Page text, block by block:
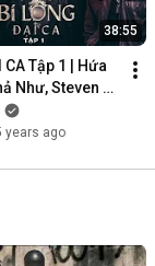
38:55
CA Tập 1 | Hứa
Như, Steven
|
Hồ 2021
years ago